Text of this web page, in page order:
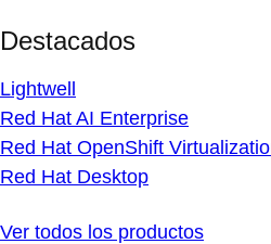
Destacados
Lightwell
Red Hat AI Enterprise
Red Hat OpenShift
Red Hat Desktop
Ver todos los productos